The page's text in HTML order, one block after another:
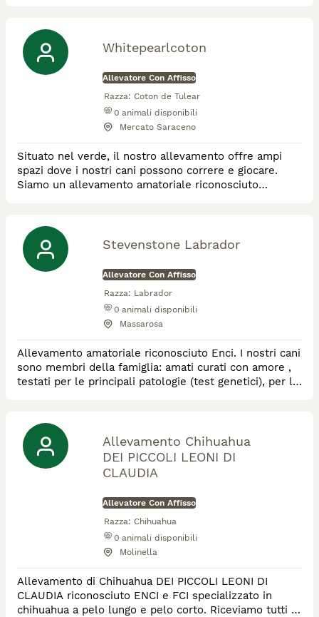
ottenuto l' affisso ENCI FCI Darklightstar che
racchiude il nome dei nostri primi due labrador
retriever Dark e Light, grazie a loro ab
Whitepearlcoton
Allevatore Con Affisso
Razza: Coton de Tulear
0 animali disponibili
Mercato Saraceno
Situato nel verde, il nostro allevamento offre ampi
spazi dove i nostri cani possono correre e giocare.
Siamo un allevamento amatoriale riconosciuto
morfologicamente perfetti, ma far crescere compagni
di vita sani, equilibrati e pronti a donare amore
infinito. La "perla" del nostro nome r
Stevenstone Labrador
Allevatore Con Affisso
Razza: Labrador
0 animali disponibili
Massarosa
Allevamento amatoriale riconosciuto Enci. I nostri cani
sono membri della famiglia: amati curati con amore ,
testati per le principali patologie (test genetici), per la
Allevamento Chihuahua
DEI PICCOLI LEONI DI
CLAUDIA
Allevatore Con Affisso
Razza: Chihuahua
0 animali disponibili
Molinella
Allevamento di Chihuahua DEI PICCOLI LEONI DI
CLAUDIA riconosciuto ENCI e FCI specializzato in
chihuahua a pelo lungo e pelo corto. Riceviamo tutti i